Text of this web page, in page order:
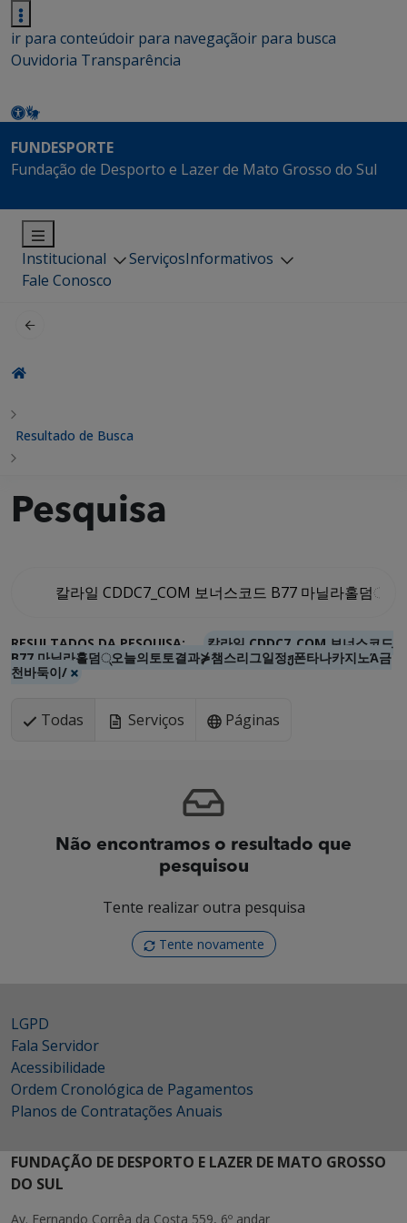
ir para conteúdoir para navegaçãoir para busca
Ouvidoria Transparência
FUNDESPORTE
Fundação de Desporto e Lazer de Mato Grosso do Sul
Institucional ServiçosInformativos
Fale Conosco
Resultado de Busca
Pesquisa
RESULTADOS DA PESQUISA:
칼라일 CDDC7_CОM 보너스코드
B77 마닐라홀덤୍오늘의토토결과⋡챔스리그일정Ჟ폰타나카지노Ά금
천바둑이/
Todas Serviços Páginas
Não encontramos o resultado que
pesquisou
Tente realizar outra pesquisa
Tente novamente
LGPD
Fala Servidor
Acessibilidade
Ordem Cronológica de Pagamentos
Planos de Contratações Anuais
FUNDAÇÃO DE DESPORTO E LAZER DE MATO GROSSO
DO SUL
Av. Fernando Corrêa da Costa 559, 6º andar